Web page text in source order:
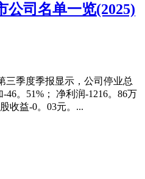
公司名单一览(2025)
三季度季报显示，公司停业总
46。51%； 净利润-1216。86万
收益-0。03元。...